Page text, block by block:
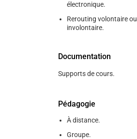
électronique.
Rerouting volontaire ou
involontaire.
Documentation
Supports de cours.
Pédagogie
À distance.
Groupe.